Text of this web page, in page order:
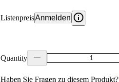
ListenpreisAnmelden
Quantity
Haben Sie Fragen zu diesem Produkt?